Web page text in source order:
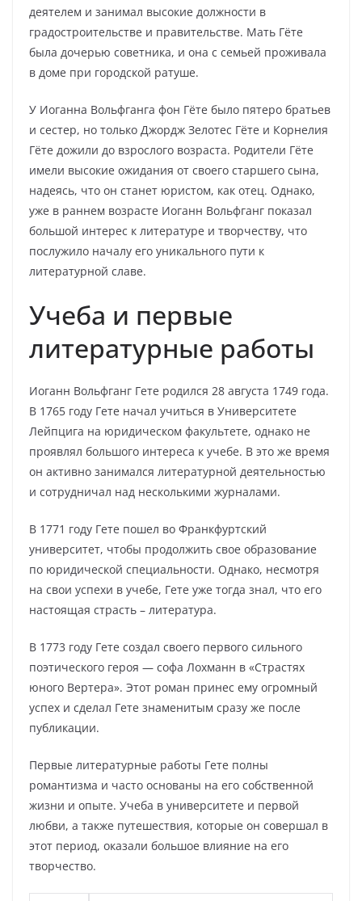
деятелем и занимал высокие должности в
градостроительстве и правительстве. Мать Гёте
была дочерью советника, и она с семьей проживала
в доме при городской ратуше.
У Иоганна Вольфганга фон Гёте было пятеро братьев
и сестер, но только Джордж Зелотес Гёте и Корнелия
Гёте дожили до взрослого возраста. Родители Гёте
имели высокие ожидания от своего старшего сына,
надеясь, что он станет юристом, как отец. Однако,
уже в раннем возрасте Иоганн Вольфганг показал
большой интерес к литературе и творчеству, что
послужило началу его уникального пути к
литературной славе.
Учеба и первые
литературные работы
Иоганн Вольфганг Гете родился 28 августа 1749 года.
В 1765 году Гете начал учиться в Университете
Лейпцига на юридическом факультете, однако не
проявлял большого интереса к учебе. В это же время
он активно занимался литературной деятельностью
и сотрудничал над несколькими журналами.
В 1771 году Гете пошел во Франкфуртский
университет, чтобы продолжить свое образование
по юридической специальности. Однако, несмотря
на свои успехи в учебе, Гете уже тогда знал, что его
настоящая страсть – литература.
В 1773 году Гете создал своего первого сильного
поэтического героя — софа Лохманн в «Страстях
юного Вертера». Этот роман принес ему огромный
успех и сделал Гете знаменитым сразу же после
публикации.
Первые литературные работы Гете полны
романтизма и часто основаны на его собственной
жизни и опыте. Учеба в университете и первой
любви, а также путешествия, которые он совершал в
этот период, оказали большое влияние на его
творчество.